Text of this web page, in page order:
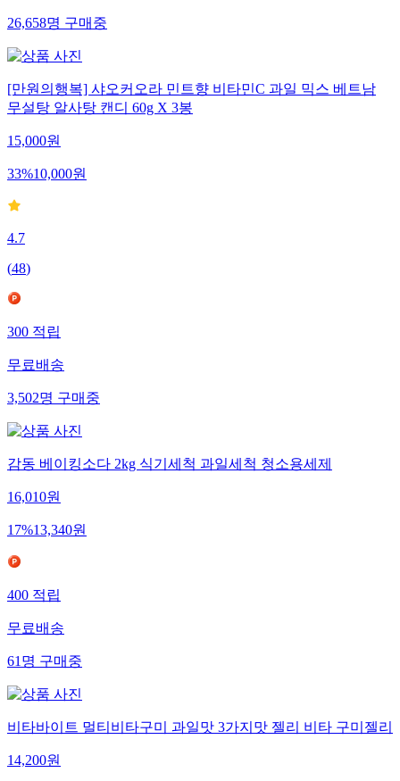
26,658명 구매중
[만원의행복] 샤오커오라 민트향 비타민C 과일 믹스 베트남
무설탕 알사탕 캔디 60g X 3봉
15,000원
33%10,000원
4.7
(48)
300 적립
무료배송
3,502명 구매중
감동 베이킹소다 2kg 식기세척 과일세척 청소용세제
16,010원
17%13,340원
400 적립
무료배송
61 명 구매중
비타바이트 멀티비타구미 과일맛 3가지맛 젤리 비타 구미젤리
14,200원